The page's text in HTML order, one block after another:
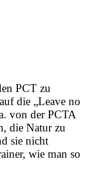
PCT zu
die „Leave no
von der PCTA
die Natur zu
sie nicht
wie man so